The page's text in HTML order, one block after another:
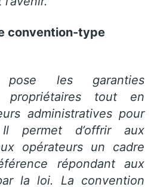
convention-type
les garanties
propriétaires tout en
administratives pour
permet d’offrir aux
opérateurs un cadre
répondant aux
la loi. La convention